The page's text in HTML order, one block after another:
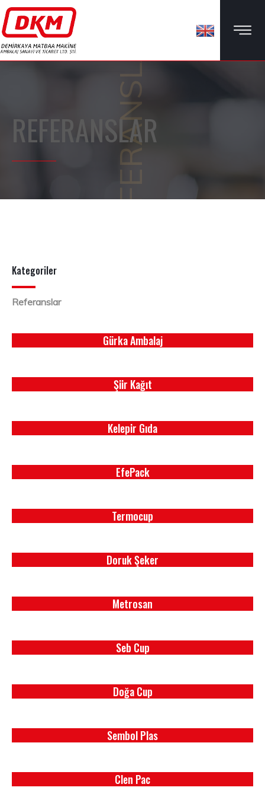
REFERANSLAR
REFERANSLAR
Kategoriler
Referanslar
Gürka Ambalaj Gürka Ambalaj
Şiir Kağıt Şiir Kağıt
Kelepir Gıda Kelepir Gıda
EfePack EfePack
Termocup Termocup
Doruk Şeker Doruk Şeker
Metrosan Metrosan
Seb Cup Seb Cup
Doğa Cup Doğa Cup
Sembol Plas Sembol Plas
Clen Pac Clen Pac